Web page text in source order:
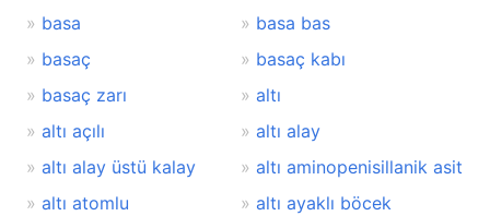
basa
basa bas
basaç
basaç kabı
basaç zarı
altı
altı açılı
altı alay
altı alay üstü kalay
altı aminopenisillanik asit
altı atomlu
altı ayaklı böcek